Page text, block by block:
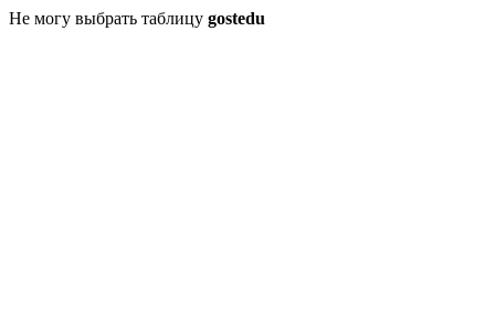
Не могу выбрать таблицу gostedu